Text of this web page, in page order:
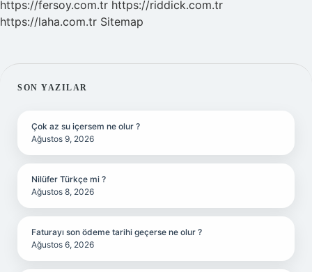
https://fersoy.com.tr https://riddick.com.tr
https://laha.com.tr Sitemap
SIDEBAR
SON YAZILAR
Çok az su içersem ne olur ?
Ağustos 9, 2026
Nilüfer Türkçe mi ?
Ağustos 8, 2026
Faturayı son ödeme tarihi geçerse ne olur ?
Ağustos 6, 2026